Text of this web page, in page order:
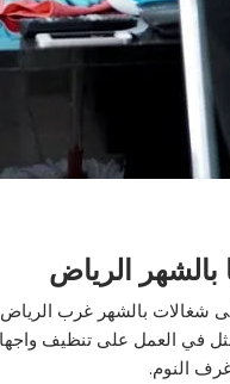
بالشهر الرياض
شغالات بالشهر غرب الرياض
في العمل على تنظيف
النوم.